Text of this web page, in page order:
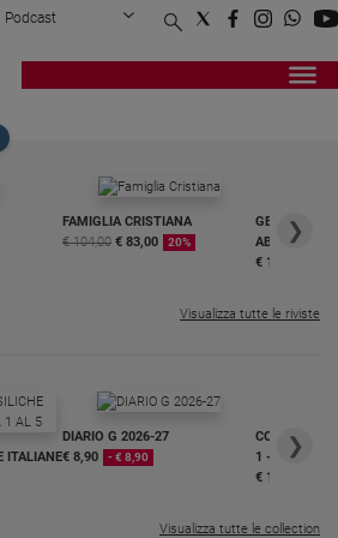
Podcast
che co...
FAMIGLIA CRISTIANA
€ 104,00 € 83,00 20%
GBABY
€ 16,99
❯
Visualizza tutte le riviste
ITALIANE
DIARIO G 2026-27
€ 8,90
- € 8,90
COLLANA
1 - 2
€ 18,50
❯
Visualizza tutte le collection